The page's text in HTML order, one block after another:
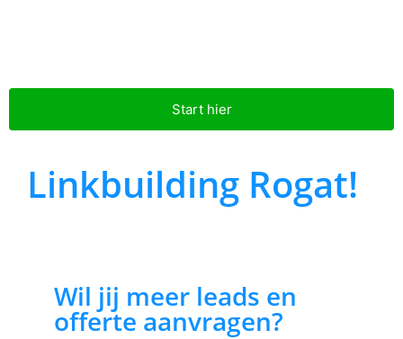
Start hier
Linkbuilding Rogat!
Wil jij meer leads en
offerte aanvragen?